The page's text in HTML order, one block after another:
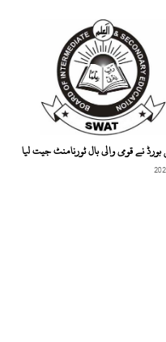
نے قومی والی بال ٹورنامنٹ جیت لیا